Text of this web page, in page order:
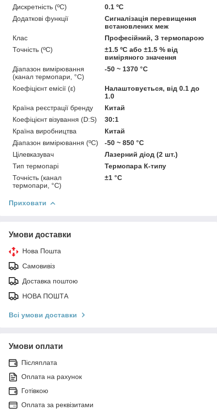
Дискретність (ºC)
0.1 ºC
Додаткові функції
Сигналізація перевищення
встановлених меж
Клас
Професійний, З термопарою
Точність (ºC)
±1.5 ºC або ±1.5 % від
виміряного значення
Діапазон вимірювання
(канал термопари, °С)
-50 ~ 1370 °С
Коефіцієнт емісії (ε)
Налаштовується, від 0.1 до
1.0
Країна реєстрації бренду
Китай
Коефіцієнт візування (D:S)
30:1
Країна виробництва
Китай
Діапазон вимірювання (ºC)
-50 ~ 850 °C
Цілевказувач
Лазерний діод (2 шт.)
Тип термопарі
Термопара К-типу
Точність (канал
термопари, °С)
±1 °С
Приховати
Умови доставки
Нова Пошта
Самовивіз
Доставка поштою
НОВА ПОШТА
Всі умови доставки
Умови оплати
Післяплата
Оплата на рахунок
Готівкою
Оплата за реквізитами